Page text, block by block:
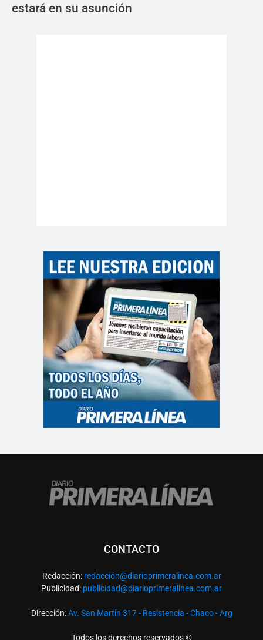
estará en su asunción
CONTACTO
Redacción: redacción@diarioprimeralinea.com.ar
Publicidad: publicidad@diarioprimeralinea.com.ar
Dirección:Av. San Martín 317 - Resistencia - Chaco - Arg
Todos los derechos reservados ©